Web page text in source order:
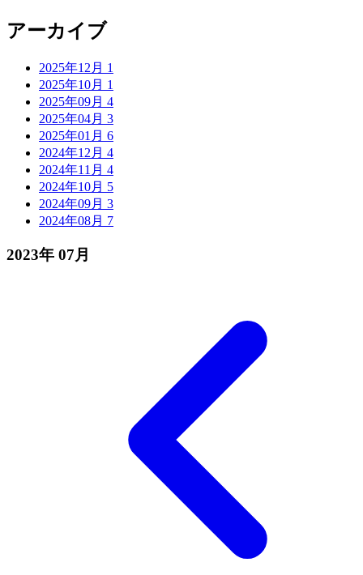
アーカイブ
2025年12月 1
2025年10月 1
2025年09月 4
2025年04月 3
2025年01月 6
2024年12月 4
2024年11月 4
2024年10月 5
2024年09月 3
2024年08月 7
2023年 07月